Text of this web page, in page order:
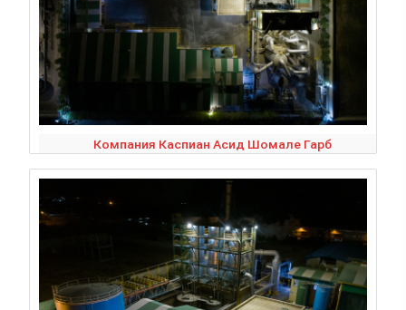
Компания Каспиан Асид Шомале Гарб